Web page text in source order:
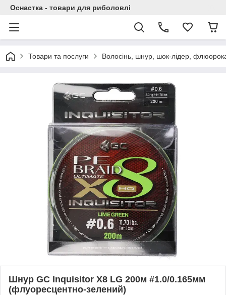
Оснастка - товари для риболовлі
Товари та послуги Волосінь, шнур, шок-лідер,
Шнур GC Inquisitor X8 LG 200м #1.0/0.165мм
(флуоресцентно-зелений)